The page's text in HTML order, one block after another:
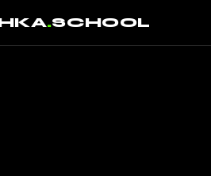
.SCHOOL